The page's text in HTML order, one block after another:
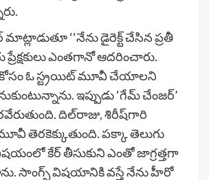
మాట్లాడుతూ ‘‘నేను డైరెక్ట్ చేసిన ప్ర‌తీ
ఎంత‌గానో ఆద‌రించారు.
కోసం ఓ స్ట్ర‌యిట్ మూవీ చేయాల‌ని
ఇప్పుడు ‘గేమ్ చేంజర్’
దిల్‌రాజు, శిరీష్‌గారి
తెర‌కెక్కుతుంది. ప‌క్కా తెలుగు
కేర్ తీసుకుని ఎంతో జాగ్ర‌త్త‌గా
సాంగ్స్ విష‌యానికి వ‌స్తే నేను హీరో